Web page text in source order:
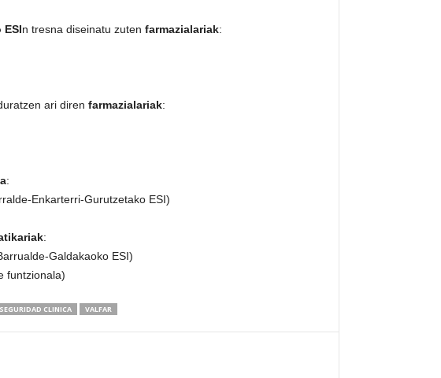
ESIn tresna diseinatu zuten farmazialariak:
ari diren farmazialariak:
:
Enkarterri-Gurutzetako ESI)
:
Galdakaoko ESI)
funtzionala)
SEGURIDAD CLINICA VALFAR